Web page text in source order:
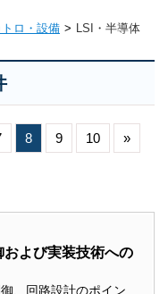
ロ・設備 LSI・半導体
8 9 10 »
よび実装技術への
、回路設計のポイン